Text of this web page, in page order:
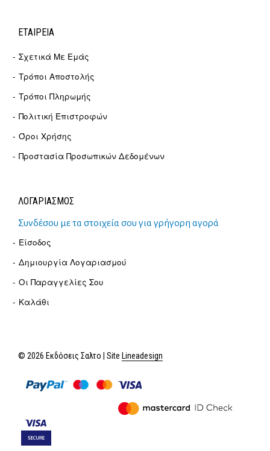
ΕΤΑΙΡΕΊΑ
Σχετικά Με Εμάς
Τρόποι Αποστολής
Τρόποι Πληρωμής
Πολιτική Επιστροφών
Όροι Χρήσης
Προστασία Προσωπικών Δεδομένων
ΛΟΓΑΡΙΑΣΜΟΣ
Συνδέσου με τα στοιχεία σου για γρήγορη αγορά
Είσοδος
Δημιουργία Λογαριασμού
Οι Παραγγελίες Σου
Καλάθι
© 2026 Εκδόσεις Σαλτο | Site Lineadesign